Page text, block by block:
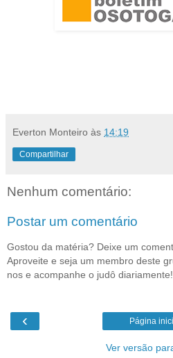
Everton Monteiro às 14:19
Compartilhar
Nenhum comentário:
Postar um comentário
Gostou da matéria? Deixe um
Aproveite e seja um membro deste
nos e acompanhe o judô diariamente!
‹ Página
Ver versão